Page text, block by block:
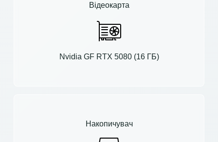
Відеокарта
Nvidia GF RTX 5080 (16 ГБ)
Накопичувач